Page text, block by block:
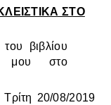
ΣΤΟ
βιβλίου
μου στο
20/08/2019